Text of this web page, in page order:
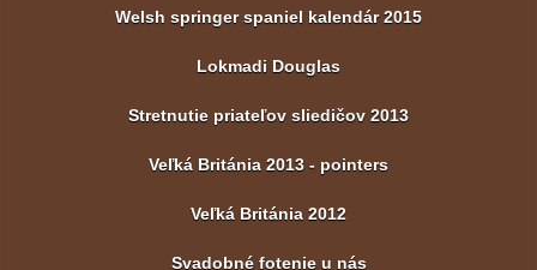
Welsh springer spaniel kalendár 2015
Lokmadi Douglas
Stretnutie priateľov sliedičov 2013
Veľká Británia 2013 - pointers
Veľká Británia 2012
Svadobné fotenie u nás